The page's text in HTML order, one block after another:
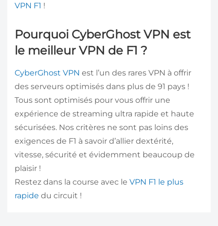
VPN F1 !
Pourquoi CyberGhost VPN est
le meilleur VPN de F1 ?
CyberGhost VPN est l’un des rares VPN à offrir
des serveurs optimisés dans plus de 91 pays !
Tous sont optimisés pour vous offrir une
expérience de streaming ultra rapide et haute
sécurisées. Nos critères ne sont pas loins des
exigences de F1 à savoir d’allier dextérité,
vitesse, sécurité et évidemment beaucoup de
plaisir !
Restez dans la course avec le VPN F1 le plus
rapide du circuit !